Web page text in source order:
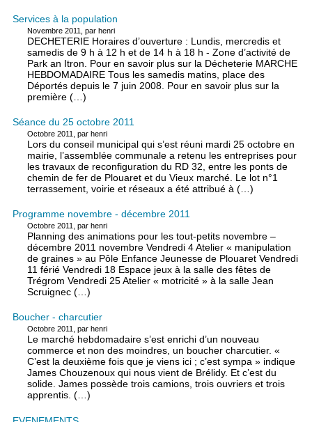
Services à la population
Novembre 2011, par henri
DECHETERIE Horaires d’ouverture : Lundis, mercredis et
samedis de 9 h à 12 h et de 14 h à 18 h - Zone d’activité de
Park an Itron. Pour en savoir plus sur la Décheterie MARCHE
HEBDOMADAIRE Tous les samedis matins, place des
Déportés depuis le 7 juin 2008. Pour en savoir plus sur la
première (…)
Séance du 25 octobre 2011
Octobre 2011, par henri
Lors du conseil municipal qui s’est réuni mardi 25 octobre en
mairie, l’assemblée communale a retenu les entreprises pour
les travaux de reconfiguration du RD 32, entre les ponts de
chemin de fer de Plouaret et du Vieux marché. Le lot n°1
terrassement, voirie et réseaux a été attribué à (…)
Programme novembre - décembre 2011
Octobre 2011, par henri
Planning des animations pour les tout-petits novembre –
décembre 2011 novembre Vendredi 4 Atelier « manipulation
de graines » au Pôle Enfance Jeunesse de Plouaret Vendredi
11 férié Vendredi 18 Espace jeux à la salle des fêtes de
Trégrom Vendredi 25 Atelier « motricité » à la salle Jean
Scruignec (…)
Boucher - charcutier
Octobre 2011, par henri
Le marché hebdomadaire s’est enrichi d’un nouveau
commerce et non des moindres, un boucher charcutier. «
C’est la deuxième fois que je viens ici ; c’est sympa » indique
James Chouzenoux qui nous vient de Brélidy. Et c’est du
solide. James possède trois camions, trois ouvriers et trois
apprentis. (…)